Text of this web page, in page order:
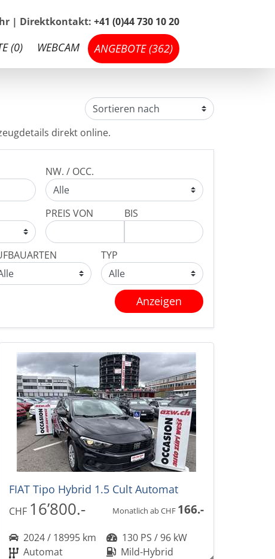
| Direktkontakt: +41 (0)44 730 10 20
(0) WEBCAM ANGEBOTE (362)
direkt online.
NW. / OCC.
PREIS VON BIS
TYP
Anzeigen
FIAT Tipo Hybrid 1.5 Cult Automat
CHF 16’800.- Monatlich ab CHF 166.-
2024 / 18995 km
130 PS / 96 kW
Automat
Mild-Hybrid